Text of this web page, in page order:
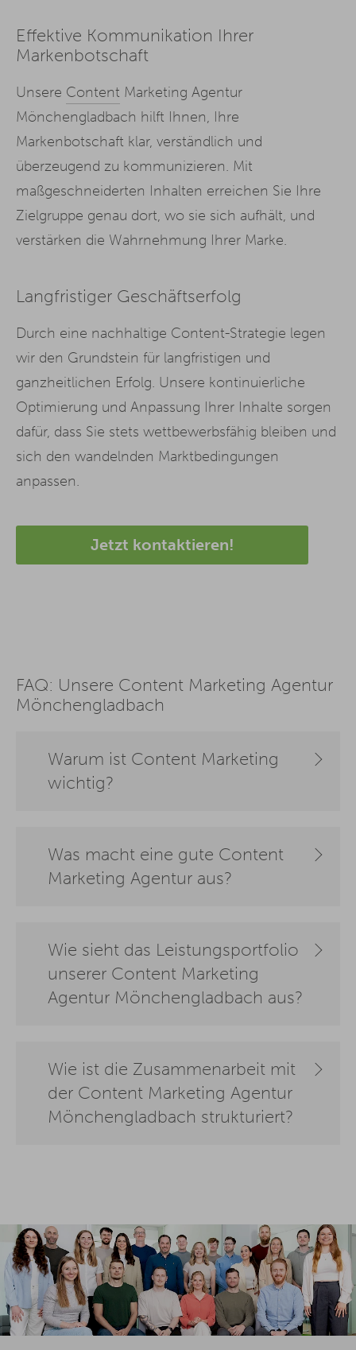
Effektive Kommunikation Ihrer
Markenbotschaft
Unsere Content Marketing Agentur
Mönchengladbach hilft Ihnen, Ihre
Markenbotschaft klar, verständlich und
überzeugend zu kommunizieren. Mit
maßgeschneiderten Inhalten erreichen Sie Ihre
Zielgruppe genau dort, wo sie sich aufhält, und
verstärken die Wahrnehmung Ihrer Marke.
Langfristiger Geschäftserfolg
Durch eine nachhaltige Content-Strategie legen
wir den Grundstein für langfristigen und
ganzheitlichen Erfolg. Unsere kontinuierliche
Optimierung und Anpassung Ihrer Inhalte sorgen
dafür, dass Sie stets wettbewerbsfähig bleiben und
sich den wandelnden Marktbedingungen
anpassen.
Jetzt kontaktieren!
FAQ: Unsere Content Marketing Agentur
Mönchengladbach
Warum ist Content Marketing
wichtig?
Was macht eine gute Content
Marketing Agentur aus?
Wie sieht das Leistungsportfolio
unserer Content Marketing
Agentur Mönchengladbach aus?
Wie ist die Zusammenarbeit mit
der Content Marketing Agentur
Mönchengladbach strukturiert?